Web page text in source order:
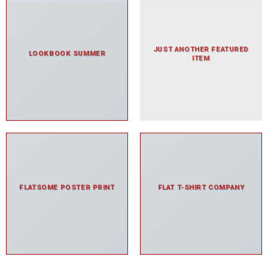
LOOKBOOK SUMMER
JUST ANOTHER FEATURED
ITEM
FLATSOME POSTER PRINT FLAT T-SHIRT COMPANY